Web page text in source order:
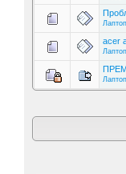
acer